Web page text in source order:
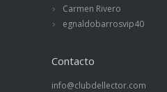
Carmen Rivero
egnaldobarrosvip40
Contacto
info@clubdellector.com